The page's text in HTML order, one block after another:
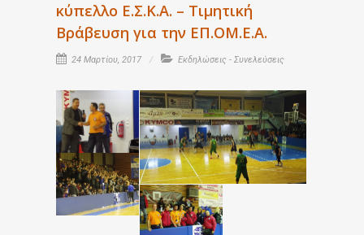
κύπελλο Ε.Σ.Κ.Α. – Τιμητική
Βράβευση για την ΕΠ.ΟΜ.Ε.Α.
24 Μαρτίου, 2017 Εκδηλώσεις - Συνελεύσεις